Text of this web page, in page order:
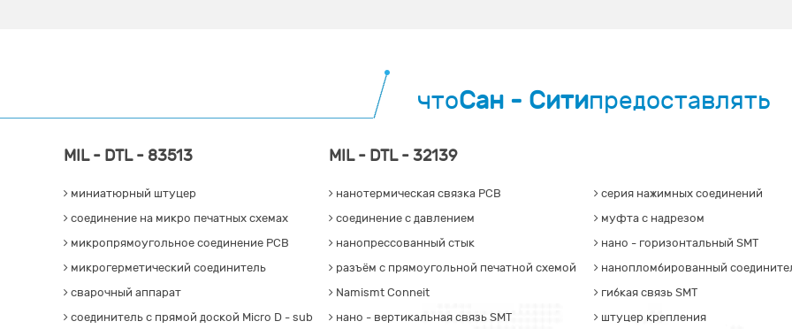
чтоСан - Ситипредоставлять
MIL - DTL - 83513
миниатюрный штуцер
соединение на микро печатных схемах
микропрямоугольное соединение PCB
микрогерметический соединитель
сварочный аппарат
соединитель с прямой доской Micro D - sub
MIL - DTL - 32139
нанотермическая связка PCB
серия нажимных соединений
соединение с давлением
муфта с надрезом
нанопрессованный стык
нано - горизонтальный SMT
разъём с прямоугольной печатной схемой
нанопломбированный
Namismt Conneit
гибкая связь SMT
нано - вертикальная связь SMT
штуцер крепления